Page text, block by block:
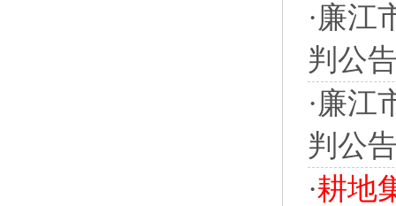
·廉江
判公
·廉江
判公
·耕地